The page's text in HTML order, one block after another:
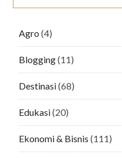
Agro (4)
Blogging(11)
Destinasi(68)
Edukasi(20)
Ekonomi & Bisnis (111)